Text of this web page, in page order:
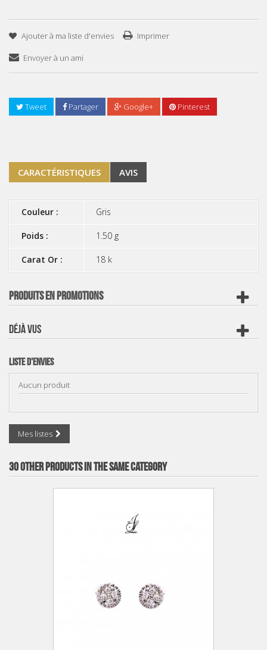
Ajouter à ma liste d'envies Imprimer
Envoyer à un ami
Tweet Partager Google+ Pinterest
CARACTÉRISTIQUES AVIS
Couleur : Gris
Poids : 1.50 g
Carat Or : 18 k
PRODUITS EN PROMOTIONS
DÉJÀ VUS
Liste d'envies
Aucun produit
Mes listes
30 OTHER PRODUCTS IN THE SAME CATEGORY